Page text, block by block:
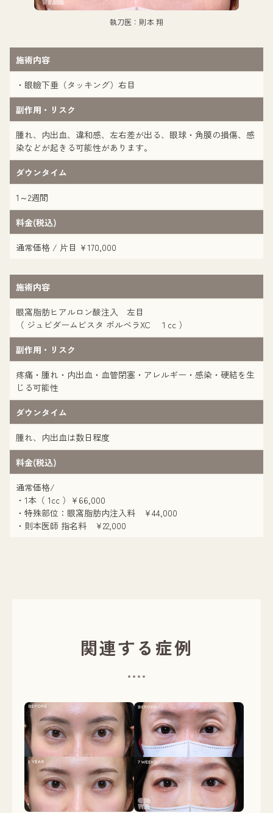
執刀医：則本 翔
施術内容
・眼瞼下垂（タッキング）右目
副作用・リスク
腫れ、内出血、違和感、左右差が出る、眼球・角膜の損傷、感
染などが起きる可能性があります。
ダウンタイム
1～2週間
料金(税込)
通常価格 / 片目 ¥170,000
施術内容
眼窩脂肪ヒアルロン酸注入 左目
（ ジュビダームビスタ ボルベラXC １cc ）
副作用・リスク
疼痛・腫れ・内出血・血管閉塞・アレルギー・感染・硬結を生
じる可能性
ダウンタイム
腫れ、内出血は数日程度
料金(税込)
通常価格/
・1本（ 1cc ）¥66,000
・特殊部位：眼窩脂肪内注入料 ¥44,000
・則本医師 指名料 ¥22,000
関連する症例